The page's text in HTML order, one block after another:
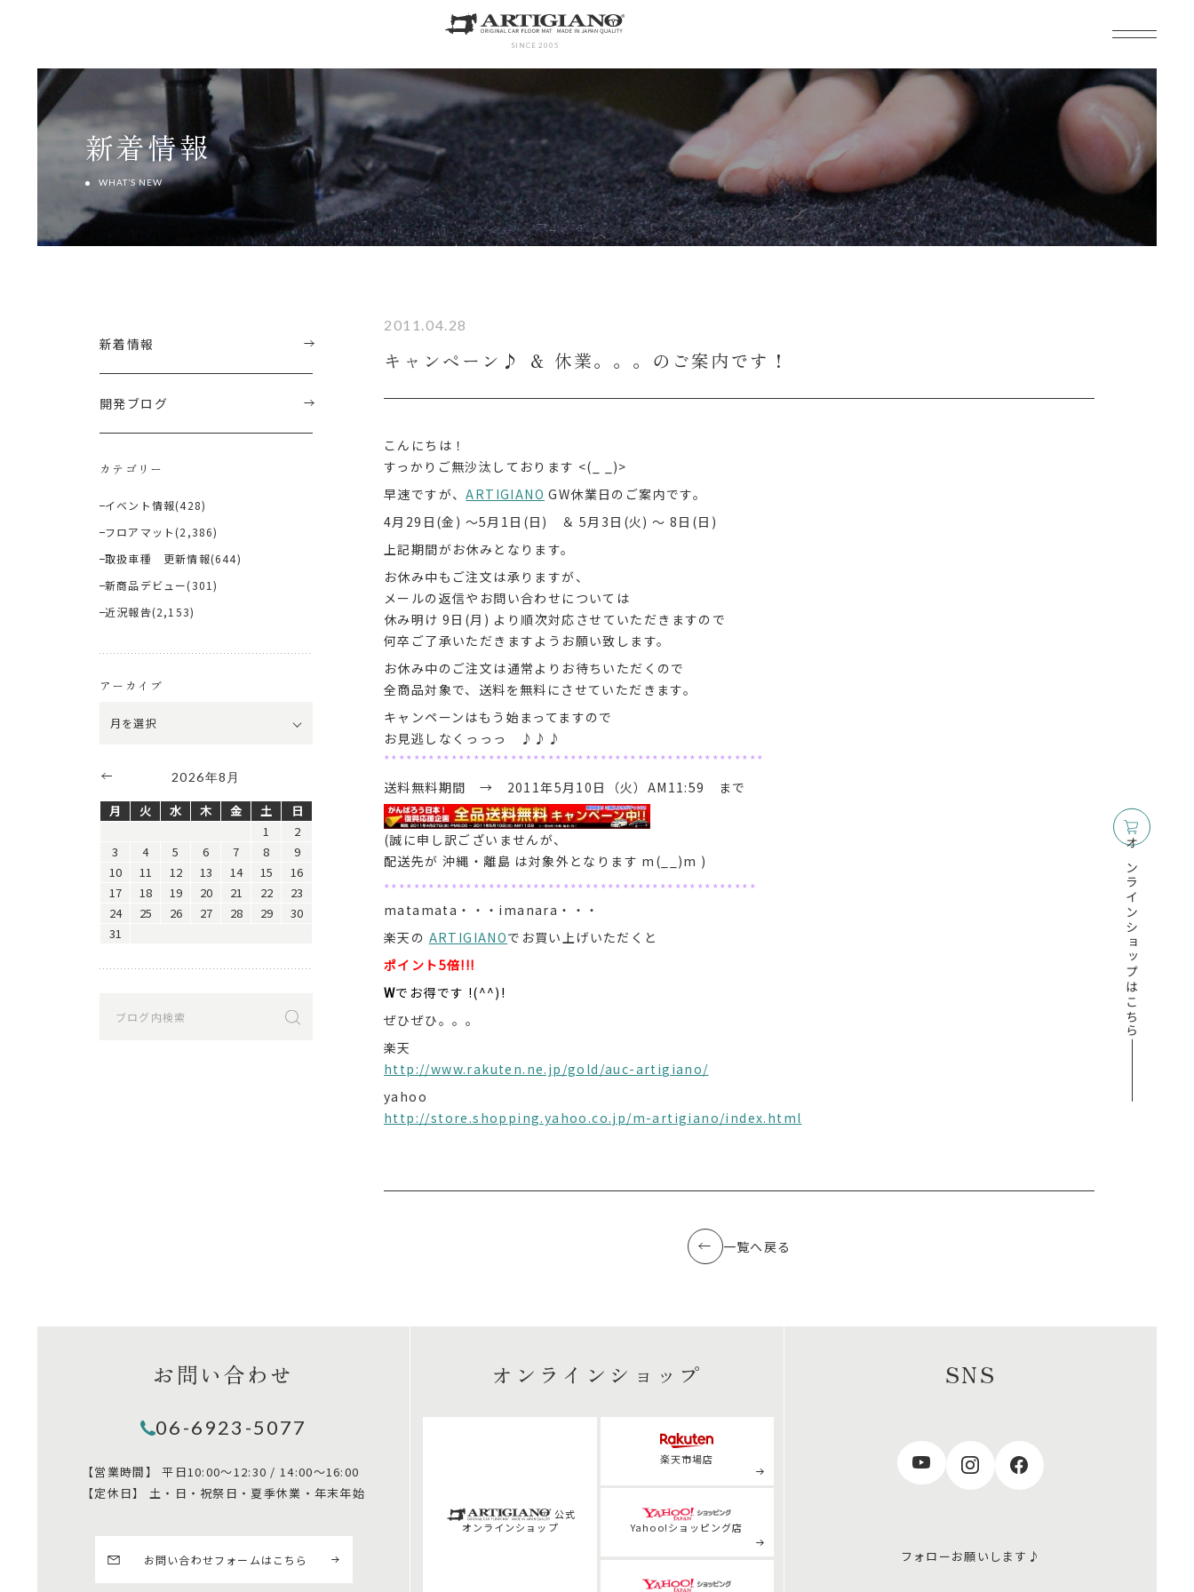
SINCE 2005
新着情報
WHAT’S NEW
2011.04.28
キャンペーン♪ ＆ 休業。。。のご案内です！
こんにちは！
すっかりご無沙汰しております <(_ _)>
早速ですが、ARTIGIANO GW休業日のご案内です。
4月29日(金) ～5月1日(日) ＆ 5月3日(火) ～ 8日(日)
上記期間がお休みとなります。
お休み中もご注文は承りますが、
メールの返信やお問い合わせについては
休み明け 9日(月) より順次対応させていただきますので
何卒ご了承いただきますようお願い致します。
お休み中のご注文は通常よりお待ちいただくので
全商品対象で、送料を無料にさせていただきます。
キャンペーンはもう始まってますので
お見逃しなくっっっ ♪♪♪
***************************************************
送料無料期間 → 2011年5月10日（火）AM11:59 まで
(誠に申し訳ございませんが、
配送先が 沖縄・離島 は対象外となります m(__)m )
**************************************************
matamata・・・imanara・・・
楽天の ARTIGIANOでお買い上げいただくと
ポイント5倍!!!
Wでお得です !(^^)!
ぜひぜひ。。。
楽天
http://www.rakuten.ne.jp/gold/auc-artigiano/
yahoo
http://store.shopping.yahoo.co.jp/m-artigiano/index.html
一覧へ戻る
新着情報
開発ブログ
カテゴリー
イベント情報(428)
フロアマット (2,386)
取扱車種 更新情報(644)
新商品デビュー(301)
近況報告(2,153)
アーカイブ
2026年8月
月 火 水 木 金 土
日
1
2
3
4 5 6 7 8
9
10
11 12 13 14 15
16
17
18 19 20 21 22
23
24
25 26 27 28 29
30
31
オンラインショップはこちら
お問い合わせ
06-6923-5077
【営業時間】平日10:00～12:30 / 14:00～16:00
【定休日】
土・日・祝祭日・夏季休業・年末年始
お問い合わせフォームはこちら
オンラインショップ
公式
オンラインショップ
楽天市場店
Yahoo!ショッピング店
SNS
フォローお願いします♪